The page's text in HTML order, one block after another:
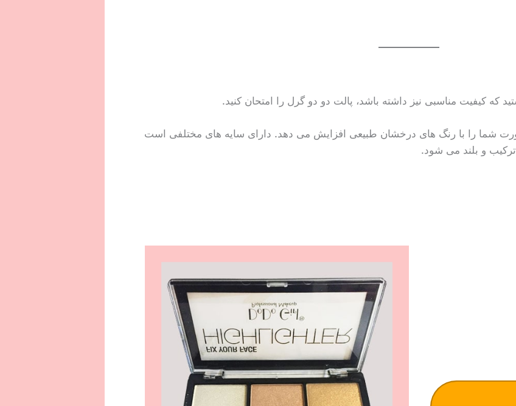
که کیفیت مناسبی نیز داشته باشد، پالت دو دو گرل را امتحان کنید.
شما را با رنگ های درخشان طبیعی افزایش می دهد. دارای سایه های مختلفی است
و بلند می شود.